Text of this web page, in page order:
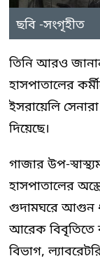
ছবি -সংগৃহীত
তিনি আরও
হাসপাতালের
ইসরায়েলি
দিয়েছে।
গাজার উপ-
হাসপাতালের
গুদামঘরে আগুন
আরেক বিবৃতিতে
বিভাগ,